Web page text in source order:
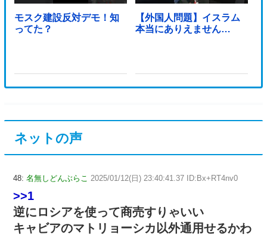
モスク建設反対デモ！知
ってた？
【外国人問題】イスラム
本当にありえません…
ネットの声
48: 名無しどんぶらこ 2025/01/12(日) 23:40:41.37 ID:Bx+RT4nv0
>>1
逆にロシアを使って商売すりゃいい
キャビアのマトリョーシカ以外通用せるかわ